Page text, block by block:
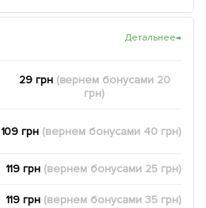
Детальнее→
29 грн (вернем бонусами 20
грн)
109 грн (вернем бонусами 40 грн)
119 грн (вернем бонусами 25 грн)
119 грн (вернем бонусами35 грн)